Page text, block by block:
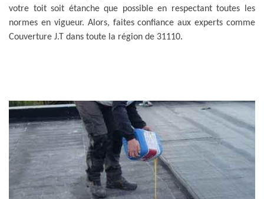
votre toit soit étanche que possible en respectant toutes les
normes en vigueur. Alors, faites confiance aux experts comme
Couverture J.T dans toute la région de 31110.